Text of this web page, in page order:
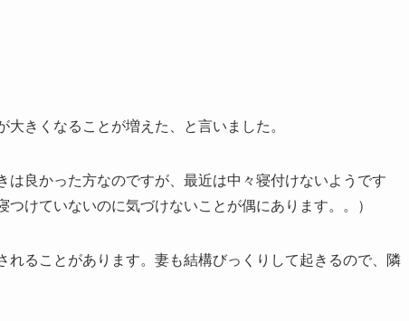
大きくなることが増えた、と言いました。
良かった方なのですが、最近は中々寝付けないようです
けていないのに気づけないことが偶にあります。。）
れることがあります。妻も結構びっくりして起きるので、隣